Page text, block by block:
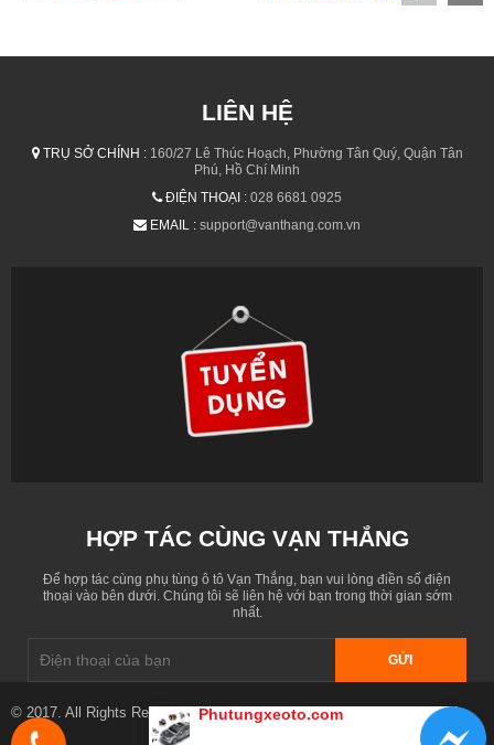
LIÊN HỆ
TRỤ SỞ CHÍNH :160/27 Lê Thúc Hoạch, Phường Tân Quý, Quận Tân
Phú, Hồ Chí Minh
ĐIỆN THOẠI : 028 6681 0925
EMAIL : support@vanthang.com.vn
HỢP TÁC CÙNG VẠN THẮNG
Để hợp tác cùng phụ tùng ô tô Vạn Thắng, bạn vui lòng điền số điện
thoại vào bên dưới. Chúng tôi sẽ liên hệ với bạn trong thời gian sớm
nhất.
GỬI
© 2017. All Rights Reserved. Designed byphutungxeoto.com
Phutungxeoto.com